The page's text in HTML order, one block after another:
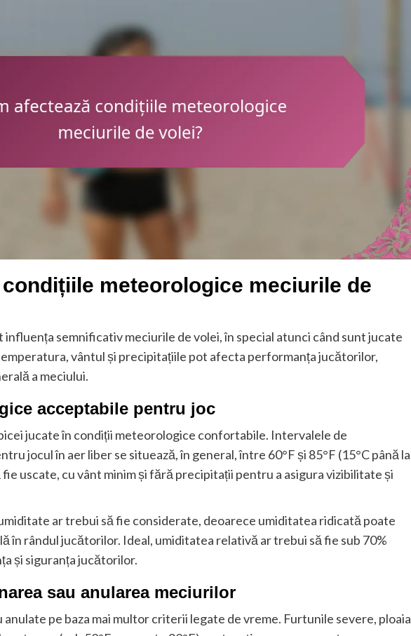
meteorologice meciurile de
semnificativ meciurile de volei, în special atunci când sunt jucate
vântul și precipitațiile pot afecta performanța jucătorilor,
a meciului.
acceptabile pentru joc
jucate în condiții meteorologice confortabile. Intervalele de
jocul în aer liber se situează, în general, între 60°F și 85°F (15°C până la
uscate, cu vânt minim și fără precipitații pentru a asigura vizibilitate și
ar trebui să fie considerate, deoarece umiditatea ridicată poate
în rândul jucătorilor. Ideal, umiditatea relativă ar trebui să fie sub 70%
și siguranța jucătorilor.
sau anularea meciurilor
pe baza mai multor criterii legate de vreme. Furtunile severe, ploaia